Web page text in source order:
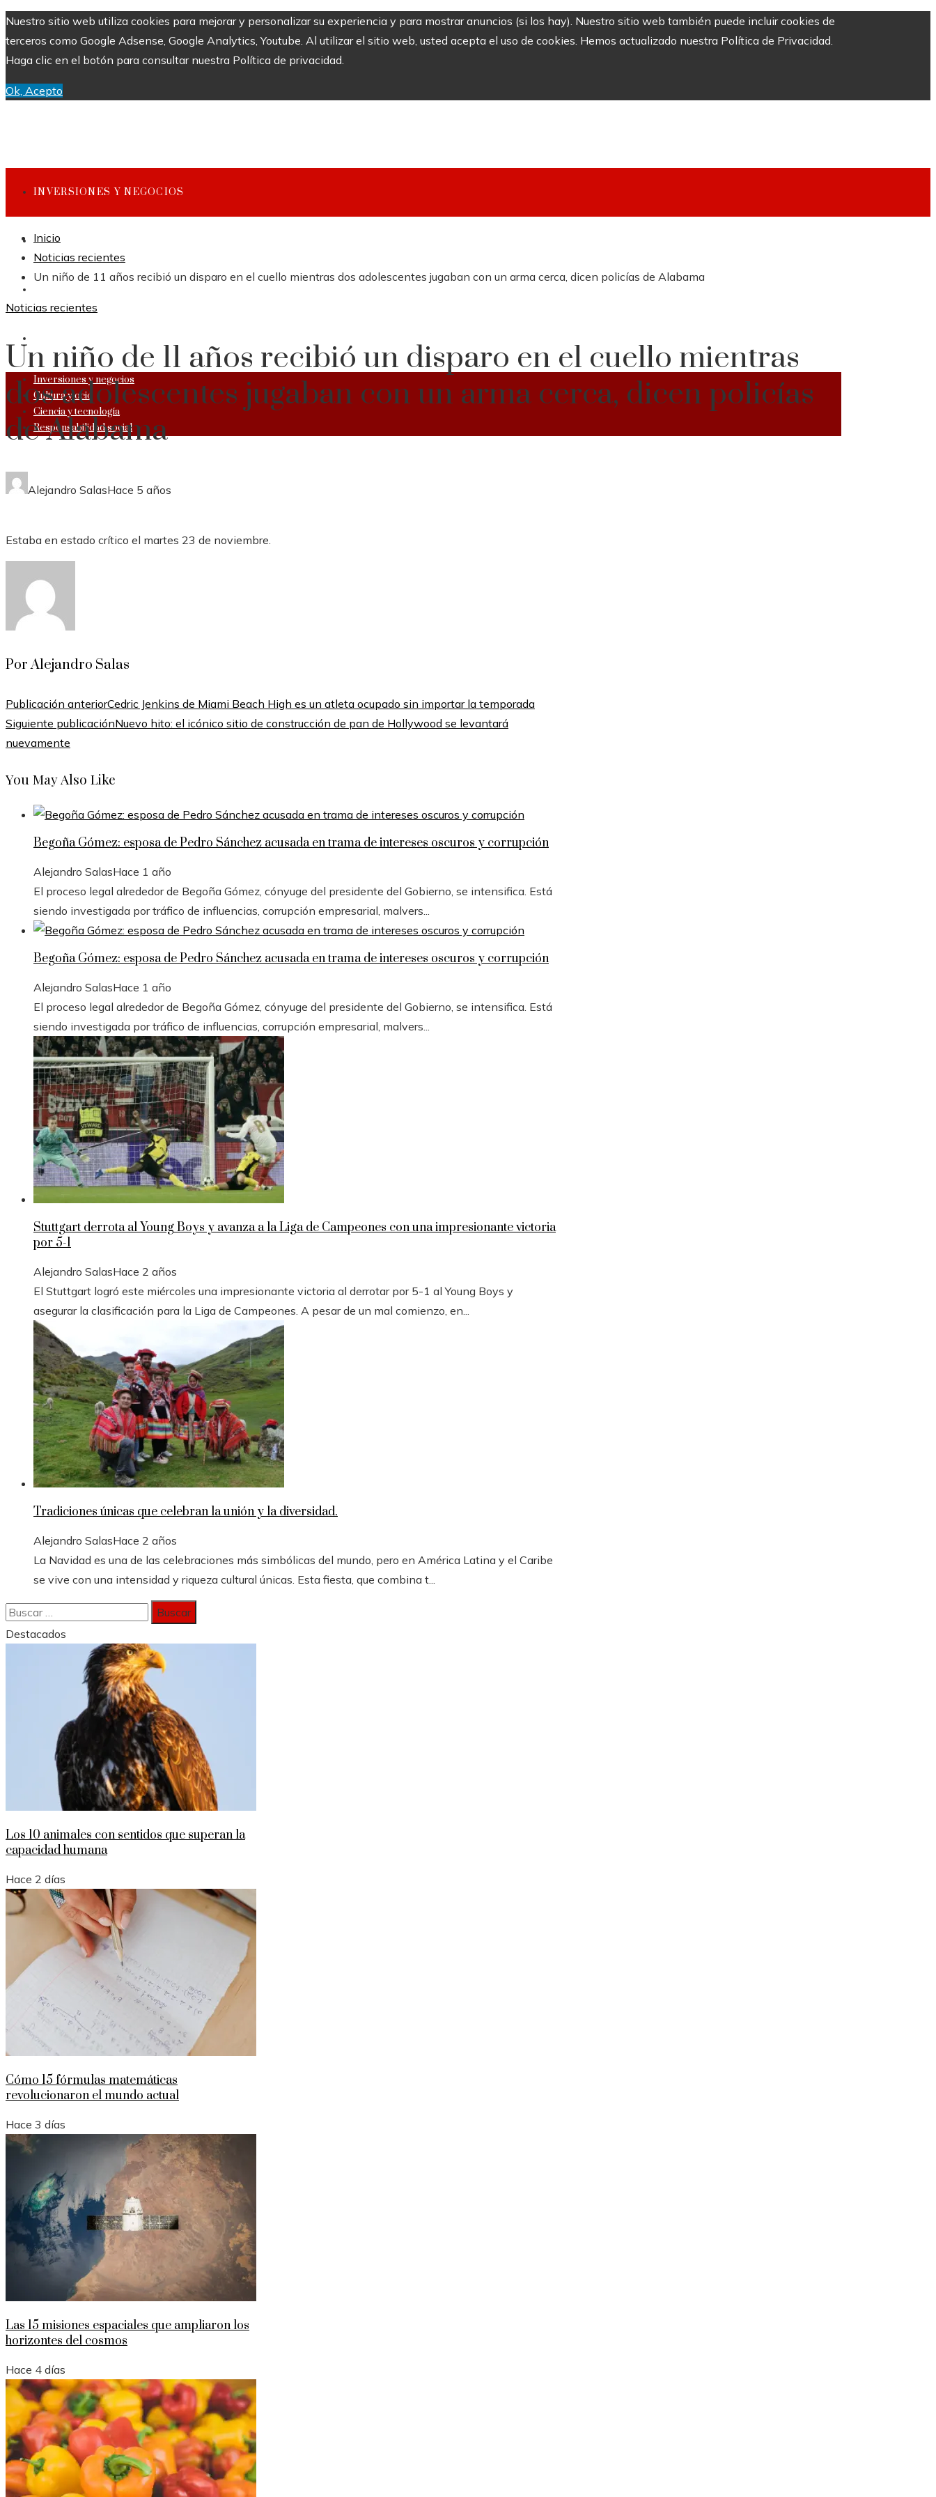
Nuestro sitio web utiliza cookies para mejorar y personalizar su experiencia y para mostrar anuncios (si los hay). Nuestro sitio web también puede incluir cookies de
terceros como Google Adsense, Google Analytics, Youtube. Al utilizar el sitio web, usted acepta el uso de cookies. Hemos actualizado nuestra Política de Privacidad.
Haga clic en el botón para consultar nuestra Política de privacidad.
Ok, Acepto
INVERSIONES Y NEGOCIOS
CULTURA Y OCIO
Inversiones y negocios
Cultura y ocio
Ciencia y tecnología
Responsabilidad social
Inicio
Noticias recientes
Un niño de 11 años recibió un disparo en el cuello mientras dos adolescentes jugaban con un arma cerca, dicen policías de Alabama
Noticias recientes
Un niño de 11 años recibió un disparo en el cuello mientras
dos adolescentes jugaban con un arma cerca, dicen policías
de Alabama
Alejandro SalasHace 5 años
Estaba en estado crítico el martes 23 de noviembre.
Por Alejandro Salas
Publicación anteriorCedric Jenkins de Miami Beach High es un atleta ocupado sin importar la temporada
Siguiente publicaciónNuevo hito: el icónico sitio de construcción de pan de Hollywood se levantará
nuevamente
You May Also Like
Begoña Gómez: esposa de Pedro Sánchez acusada en trama de intereses oscuros y corrupción
Alejandro SalasHace 1 año
El proceso legal alrededor de Begoña Gómez, cónyuge del presidente del Gobierno, se intensifica. Está
siendo investigada por tráfico de influencias, corrupción empresarial, malvers...
Begoña Gómez: esposa de Pedro Sánchez acusada en trama de intereses oscuros y corrupción
Alejandro SalasHace 1 año
El proceso legal alrededor de Begoña Gómez, cónyuge del presidente del Gobierno, se intensifica. Está
siendo investigada por tráfico de influencias, corrupción empresarial, malvers...
Stuttgart derrota al Young Boys y avanza a la Liga de Campeones con una impresionante victoria
por 5-1
Alejandro SalasHace 2 años
El Stuttgart logró este miércoles una impresionante victoria al derrotar por 5-1 al Young Boys y
asegurar la clasificación para la Liga de Campeones. A pesar de un mal comienzo, en...
Tradiciones únicas que celebran la unión y la diversidad.
Alejandro SalasHace 2 años
La Navidad es una de las celebraciones más simbólicas del mundo, pero en América Latina y el Caribe
se vive con una intensidad y riqueza cultural únicas. Esta fiesta, que combina t...
Buscar:
Destacados
Los 10 animales con sentidos que superan la
capacidad humana
Hace 2 días
Cómo 15 fórmulas matemáticas
revolucionaron el mundo actual
Hace 3 días
Las 15 misiones espaciales que ampliaron los
horizontes del cosmos
Hace 4 días